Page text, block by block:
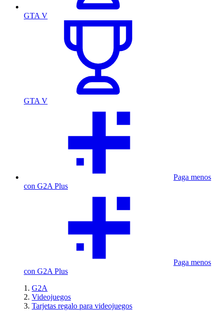
GTA V
GTA V
Paga menos
con G2A Plus
Paga menos
con G2A Plus
G2A
Videojuegos
Tarjetas regalo para videojuegos